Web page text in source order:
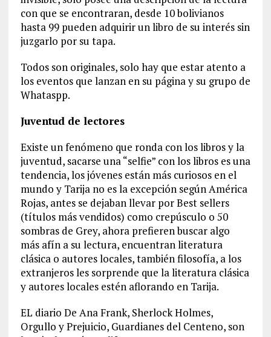
con que se encontraran, desde 10 bolivianos
hasta 99 pueden adquirir un libro de su interés sin
juzgarlo por su tapa.
Todos son originales, solo hay que estar atento a
los eventos que lanzan en su página y su grupo de
Whataspp.
Juventud de lectores
Existe un fenómeno que ronda con los libros y la
juventud, sacarse una “selfie” con los libros es una
tendencia, los jóvenes están más curiosos en el
mundo y Tarija no es la excepción según América
Rojas, antes se dejaban llevar por Best sellers
(títulos más vendidos) como crepúsculo o 50
sombras de Grey, ahora prefieren buscar algo
más afín a su lectura, encuentran literatura
clásica o autores locales, también filosofía, a los
extranjeros les sorprende que la literatura clásica
y autores locales estén aflorando en Tarija.
EL diario De Ana Frank, Sherlock Holmes,
Orgullo y Prejuicio, Guardianes del Centeno, son